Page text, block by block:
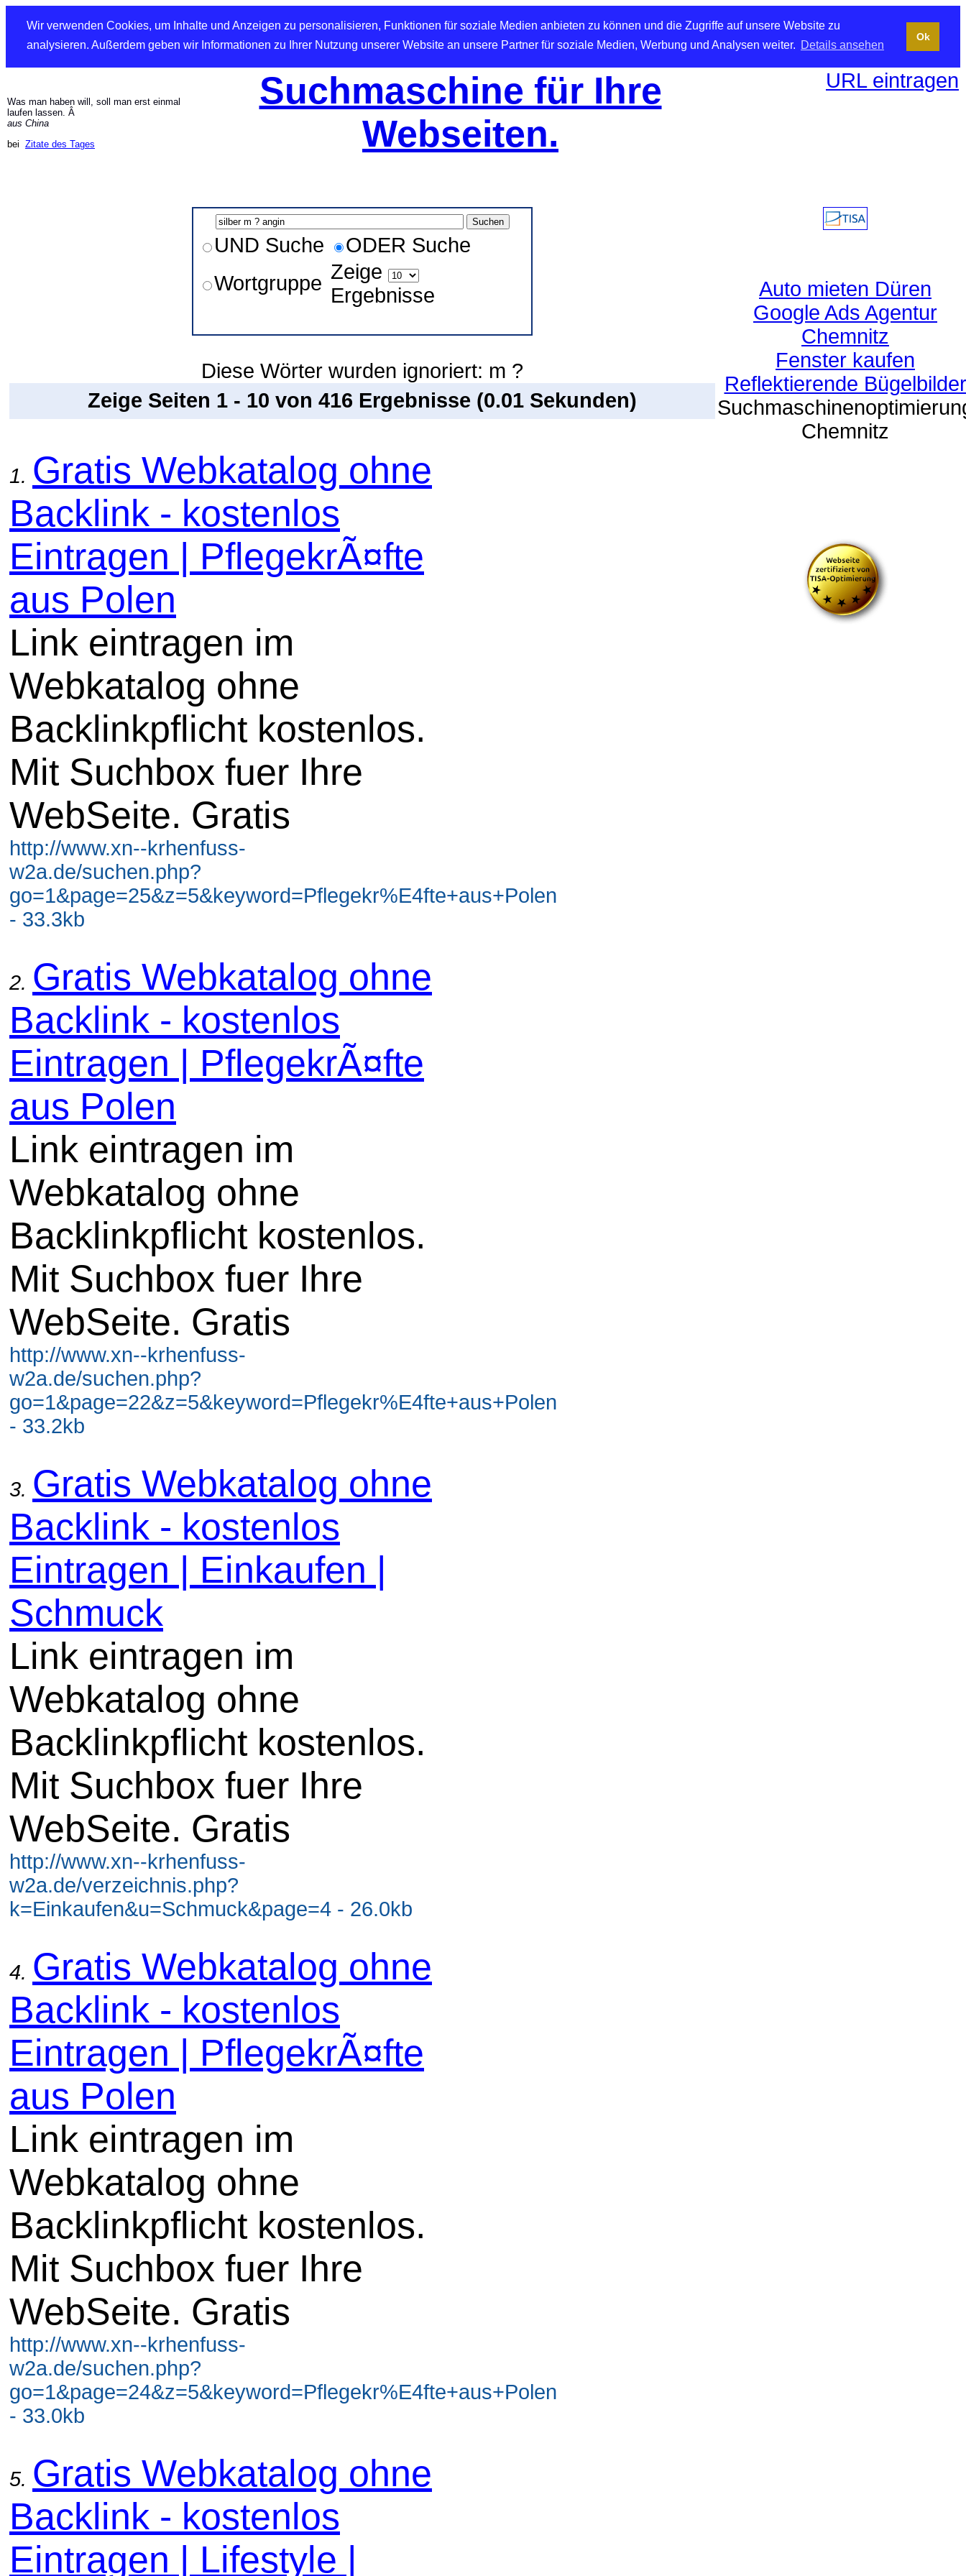
Wir verwenden Cookies, um Inhalte und Anzeigen zu personalisieren, Funktionen für soziale Medien anbieten zu können und die Zugriffe auf unsere Website zu
analysieren. Außerdem geben wir Informationen zu Ihrer Nutzung unserer Website an unsere Partner für soziale Medien, Werbung und Analysen weiter. Details ansehen
Ok
Was man haben will, soll man erst einmal
laufen lassen. Â
aus China
bei Zitate des Tages
Suchmaschine für Ihre
Webseiten.
URL eintragen
UND Suche
ODER Suche
Wortgruppe Zeige
Ergebnisse
Diese Wörter wurden ignoriert: m ?
Zeige Seiten 1 - 10 von 416 Ergebnisse (0.01 Sekunden)
1. Gratis Webkatalog ohne
Backlink - kostenlos
Eintragen | PflegekrÃ¤fte
aus Polen
Link eintragen im
Webkatalog ohne
Backlinkpflicht kostenlos.
Mit Suchbox fuer Ihre
WebSeite. Gratis
http://www.xn--krhenfuss-
w2a.de/suchen.php?
go=1&page=25&z=5&keyword=Pflegekr%E4fte+aus+Polen
- 33.3kb
2. Gratis Webkatalog ohne
Backlink - kostenlos
Eintragen | PflegekrÃ¤fte
aus Polen
Link eintragen im
Webkatalog ohne
Backlinkpflicht kostenlos.
Mit Suchbox fuer Ihre
WebSeite. Gratis
http://www.xn--krhenfuss-
w2a.de/suchen.php?
go=1&page=22&z=5&keyword=Pflegekr%E4fte+aus+Polen
- 33.2kb
3. Gratis Webkatalog ohne
Backlink - kostenlos
Eintragen | Einkaufen |
Schmuck
Link eintragen im
Webkatalog ohne
Backlinkpflicht kostenlos.
Mit Suchbox fuer Ihre
WebSeite. Gratis
http://www.xn--krhenfuss-
w2a.de/verzeichnis.php?
k=Einkaufen&u=Schmuck&page=4 - 26.0kb
4. Gratis Webkatalog ohne
Backlink - kostenlos
Eintragen | PflegekrÃ¤fte
aus Polen
Link eintragen im
Webkatalog ohne
Backlinkpflicht kostenlos.
Mit Suchbox fuer Ihre
WebSeite. Gratis
http://www.xn--krhenfuss-
w2a.de/suchen.php?
go=1&page=24&z=5&keyword=Pflegekr%E4fte+aus+Polen
- 33.0kb
5. Gratis Webkatalog ohne
Backlink - kostenlos
Eintragen | Lifestyle |
Auto mieten Düren
Google Ads Agentur
Chemnitz
Fenster kaufen
Reflektierende Bügelbilder
Chemnitz